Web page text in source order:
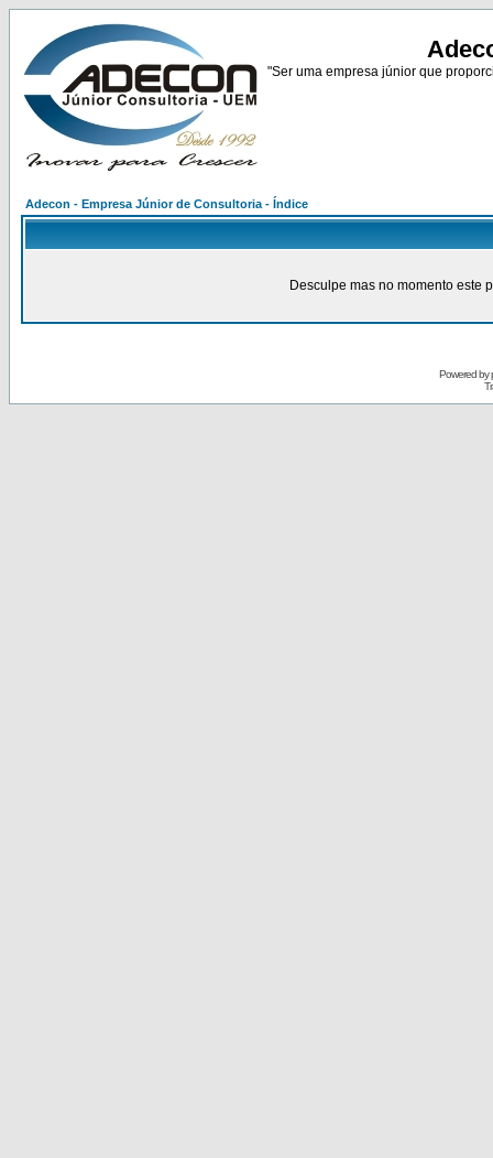
"Ser uma empresa júnior que
Adecon - Empresa Júnior de Consultoria - Índice
Desculpe mas no momento este
Powered by